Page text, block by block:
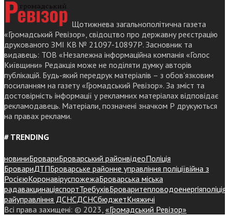
Щотижнева загальнополітична газета
«Громадський Ревізор», свідоцтво про державну реєстрацію
друкованого ЗМІ КВ № 21097-10897Р. Засновник та
видавець: ТОВ «Незалежна інформаційна компанія «Голос
Київщини» Редакція може не поділяти думку авторів
публікацій. Будь-який передрук матеріалів – з обов’язковим
посиланням на газету «Громадський Ревізор». За зміст та
достовірність інформації у рекламних матеріалах відповідає
рекламодавець. Матеріали, позначені значком Р друкуються
на правах реклами.
# TRENDING
новиниБровариБроварський районвідеоПоліція
БровариДТПБроварське районне управління поліціївійна з
РосієюКоронавіруспожежаБроварська міська
радавакцинаціяспортТребухівБроваритепловодоенергіяполіція
райуправління ДСНСДСНСбюджетКняжичі
Всі права захищені: © 2023, «Громадський Ревізор»